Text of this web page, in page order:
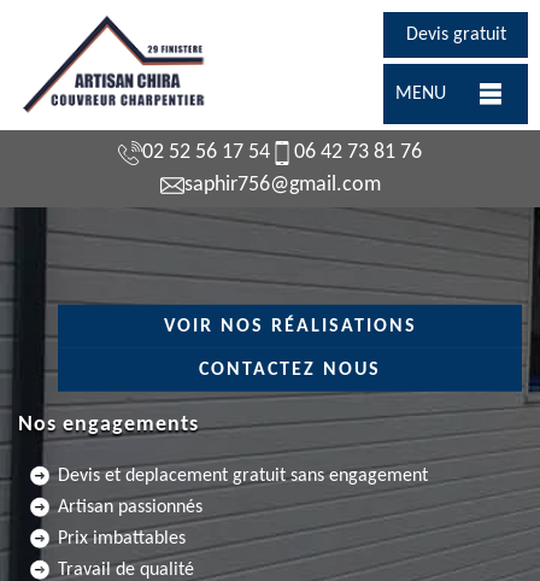
Devis gratuit
MENU
02 52 56 17 54
06 42 73 81 76
saphir756@gmail.com
VOIR NOS RÉALISATIONS
CONTACTEZ NOUS
Nos engagements
Devis et deplacement gratuit sans engagement
Artisan passionnés
Prix imbattables
Travail de qualité